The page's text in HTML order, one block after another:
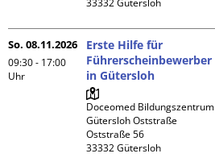
So. 08.11.2026
09:30 - 17:00
Uhr
Erste Hilfe für
Führerscheinbewerber
in Gütersloh
Doceomed Bildungszentrum
Gütersloh Oststraße
Oststraße 56